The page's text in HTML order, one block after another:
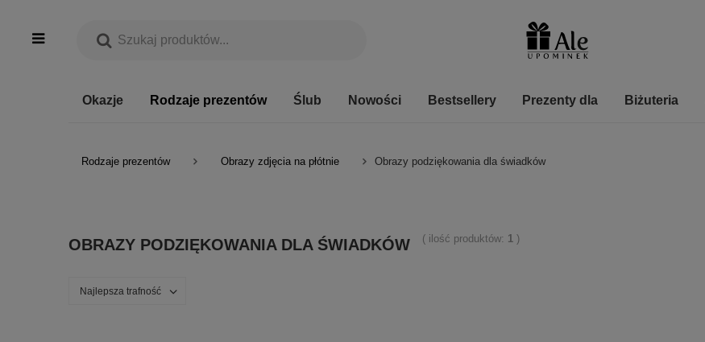
Okazje Rodzaje prezentów Ślub Nowości Bestsellery Prezenty dla Biżuteria
Rodzaje prezentów Obrazy zdjęcia na płótnie Obrazy podziękowania dla świadków
OBRAZY PODZIĘKOWANIA DLA ŚWIADKÓW ( ilość produktów: 1 )
Najlepsza trafność